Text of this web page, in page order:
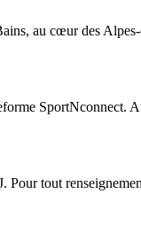
au cœur des
SportNconnect.
tout